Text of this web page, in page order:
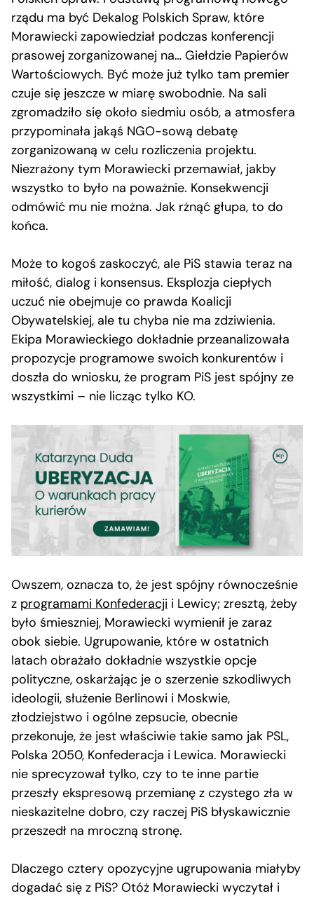
rządu ma być Dekalog Polskich Spraw, które
Morawiecki zapowiedział podczas konferencji
prasowej zorganizowanej na… Giełdzie Papierów
Wartościowych. Być może już tylko tam premier
czuje się jeszcze w miarę swobodnie. Na sali
zgromadziło się około siedmiu osób, a atmosfera
przypominała jakąś NGO-sową debatę
zorganizowaną w celu rozliczenia projektu.
Niezrażony tym Morawiecki przemawiał, jakby
wszystko to było na poważnie. Konsekwencji
odmówić mu nie można. Jak rżnąć głupa, to do
końca.
Może to kogoś zaskoczyć, ale PiS stawia teraz na
miłość, dialog i konsensus. Eksplozja ciepłych
uczuć nie obejmuje co prawda Koalicji
Obywatelskiej, ale tu chyba nie ma zdziwienia.
Ekipa Morawieckiego dokładnie przeanalizowała
propozycje programowe swoich konkurentów i
doszła do wniosku, że program PiS jest spójny ze
wszystkimi – nie licząc tylko KO.
Owszem, oznacza to, że jest spójny równocześnie
z programami Konfederacji i Lewicy; zresztą, żeby
było śmieszniej, Morawiecki wymienił je zaraz
obok siebie. Ugrupowanie, które w ostatnich
latach obrażało dokładnie wszystkie opcje
polityczne, oskarżając je o szerzenie szkodliwych
ideologii, służenie Berlinowi i Moskwie,
złodziejstwo i ogólne zepsucie, obecnie
przekonuje, że jest właściwie takie samo jak PSL,
Polska 2050, Konfederacja i Lewica. Morawiecki
nie sprecyzował tylko, czy to te inne partie
przeszły ekspresową przemianę z czystego zła w
nieskazitelne dobro, czy raczej PiS błyskawicznie
przeszedł na mroczną stronę.
Dlaczego cztery opozycyjne ugrupowania miałyby
dogadać się z PiS? Otóż Morawiecki wyczytał i